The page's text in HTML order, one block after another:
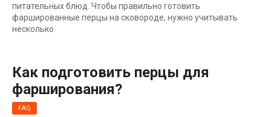
питательных блюд. Чтобы правильно готовить
фаршированные перцы на сковороде, нужно учитывать
несколько
Как подготовить перцы для
фарширования?
FAQ